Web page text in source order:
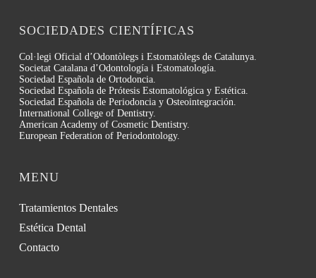
SOCIEDADES CIENTÍFICAS
Col·legi Oficial d’Odontòlegs i Estomatòlegs de Catalunya.
Societat Catalana d’Odontología i Estomatología.
Sociedad Española de Ortodoncia.
Sociedad Española de Prótesis Estomatológica y Estética.
Sociedad Española de Periodoncia y Osteointegración.
International College of Dentistry.
American Academy of Cosmetic Dentistry.
European Federation of Periodontology.
MENU
Tratamientos Dentales
Estética Dental
Contacto